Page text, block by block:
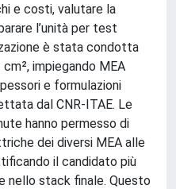
e costi, valutare la
l’unità per test
è stata condotta
impiegando MEA
e formulazioni
dal CNR-ITAE. Le
hanno permesso di
dei diversi MEA alle
il candidato più
nello stack finale. Questo